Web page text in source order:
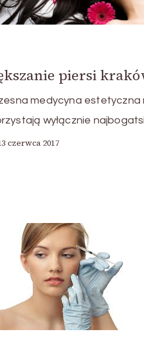
piersi
medycyna estetyczna
wyłącznie
czerwca 2017